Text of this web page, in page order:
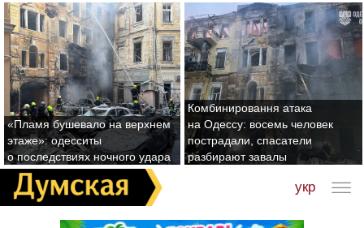
«Пламя бушевало на верхнем
этаже»: одесситы
о последствиях ночного удара
Комбинировання атака
на Одессу: восемь человек
пострадали, спасатели
разбирают завалы
укр